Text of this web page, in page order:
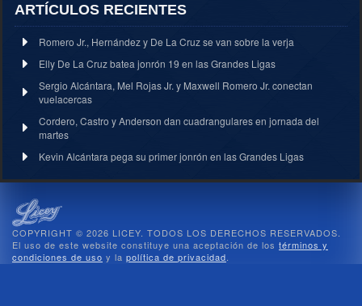
ARTÍCULOS RECIENTES
Romero Jr., Hernández y De La Cruz se van sobre la verja
Elly De La Cruz batea jonrón 19 en las Grandes Ligas
Sergio Alcántara, Mel Rojas Jr. y Maxwell Romero Jr. conectan
vuelacercas
Cordero, Castro y Anderson dan cuadrangulares en jornada del
martes
Kevin Alcántara pega su primer jonrón en las Grandes Ligas
COPYRIGHT © 2026 LICEY. TODOS LOS DERECHOS RESERVADOS.
El uso de este website constituye una aceptación de los términos y
condiciones de uso y la política de privacidad